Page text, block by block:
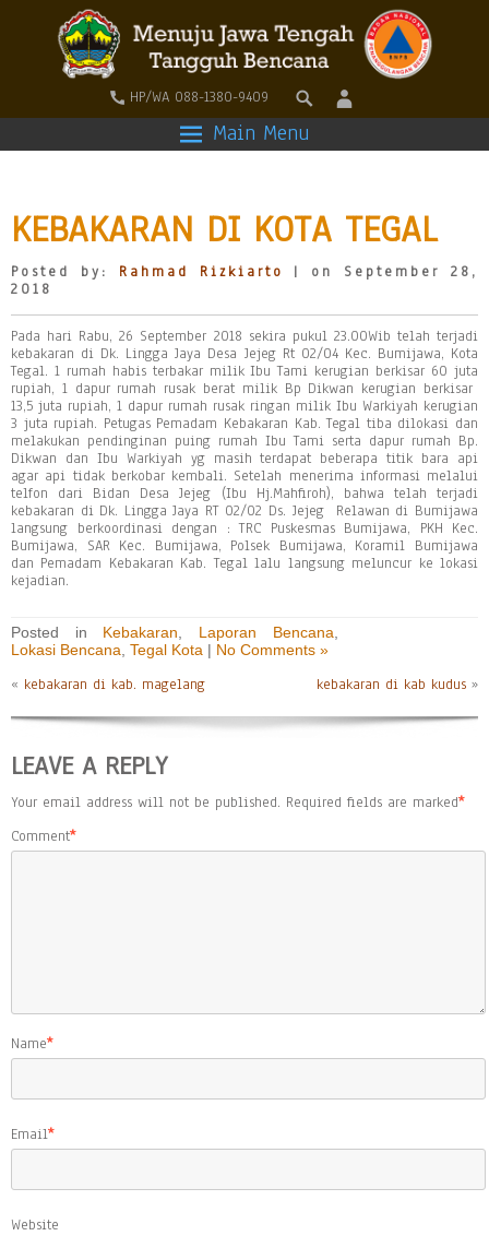
HP/WA 088-1380-9409
Main Menu
KEBAKARAN DI KOTA TEGAL
Posted by: Rahmad Rizkiarto
| on September 28,
2018
Pada hari Rabu, 26 September 2018 sekira pukul 23.00Wib telah terjadi
kebakaran di Dk. Lingga Jaya Desa Jejeg Rt 02/04 Kec. Bumijawa, Kota
Tegal. 1 rumah habis terbakar milik Ibu Tami kerugian berkisar 60 juta
rupiah, 1 dapur rumah rusak berat milik Bp Dikwan kerugian berkisar
13,5 juta rupiah, 1 dapur rumah rusak ringan milik Ibu Warkiyah kerugian
3 juta rupiah. Petugas Pemadam Kebakaran Kab. Tegal tiba dilokasi dan
melakukan pendinginan puing rumah Ibu Tami serta dapur rumah Bp.
Dikwan dan Ibu Warkiyah yg masih terdapat beberapa titik bara api
agar api tidak berkobar kembali. Setelah menerima informasi melalui
telfon dari Bidan Desa Jejeg (Ibu Hj.Mahfiroh), bahwa telah terjadi
kebakaran di Dk. Lingga Jaya RT 02/02 Ds. Jejeg Relawan di Bumijawa
langsung berkoordinasi dengan : TRC Puskesmas Bumijawa, PKH Kec.
Bumijawa, SAR Kec. Bumijawa, Polsek Bumijawa, Koramil Bumijawa
dan Pemadam Kebakaran Kab. Tegal lalu langsung meluncur ke lokasi
kejadian.
Posted in Kebakaran Laporan Bencana
Lokasi Bencana Tegal Kota | No Comments »
« kebakaran di kab. magelang kebakaran di kab kudus »
LEAVE A REPLY
Your email address will not be published. Required fields are marked*
Comment*
Name*
Email*
Website